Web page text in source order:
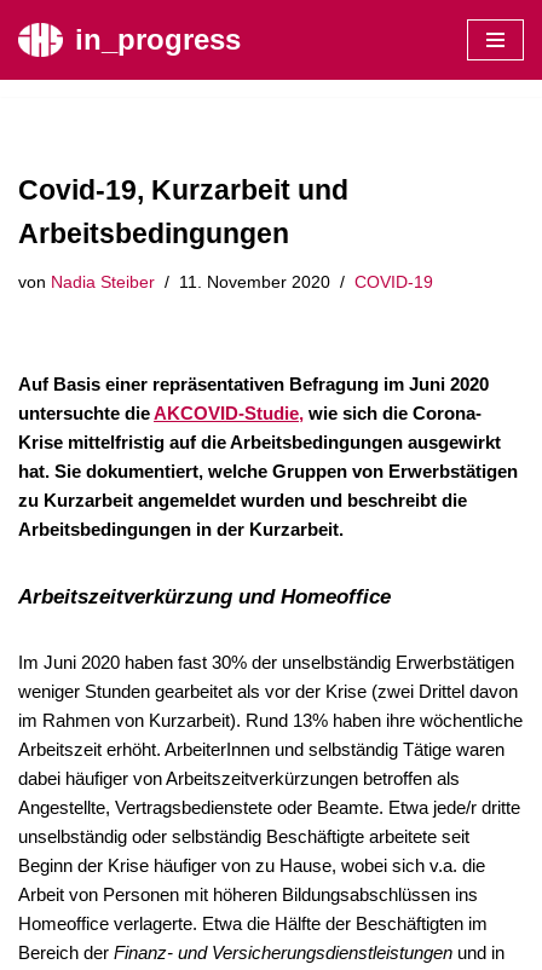
in_progress
Covid-19, Kurzarbeit und
Arbeitsbedingungen
von Nadia Steiber 11. November 2020 COVID-19
Auf Basis einer repräsentativen Befragung im Juni 2020
untersuchte dieAKCOVID-Studie, wie sich die Corona-
Krise mittelfristig auf die Arbeitsbedingungen ausgewirkt
hat. Sie dokumentiert, welche Gruppen von Erwerbstätigen
zu Kurzarbeit angemeldet wurden und beschreibt die
Arbeitsbedingungen in der Kurzarbeit.
Arbeitszeitverkürzung und Homeoffice
Im Juni 2020 haben fast 30% der unselbständig Erwerbstätigen
weniger Stunden gearbeitet als vor der Krise (zwei Drittel davon
im Rahmen von Kurzarbeit). Rund 13% haben ihre wöchentliche
Arbeitszeit erhöht. ArbeiterInnen und selbständig Tätige waren
dabei häufiger von Arbeitszeitverkürzungen betroffen als
Angestellte, Vertragsbedienstete oder Beamte. Etwa jede/r dritte
unselbständig oder selbständig Beschäftigte arbeitete seit
Beginn der Krise häufiger von zu Hause, wobei sich v.a. die
Arbeit von Personen mit höheren Bildungsabschlüssen ins
Homeoffice verlagerte. Etwa die Hälfte der Beschäftigten im
Bereich der Finanz- und Versicherungsdienstleistungen und in